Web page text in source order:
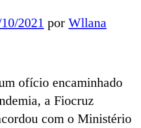
2021 por Wllana
ofício encaminhado
a Fiocruz
com o Ministério